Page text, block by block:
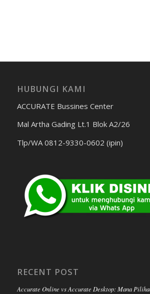
HUBUNGI KAMI
ACCURATE Bussines Center
Mal Artha Gading Lt.1 Blok A2/26
Tlp/WA 0812-9330-0602 (ipin)
RECENT POST
Accurate Online vs Accurate Desktop: Mana